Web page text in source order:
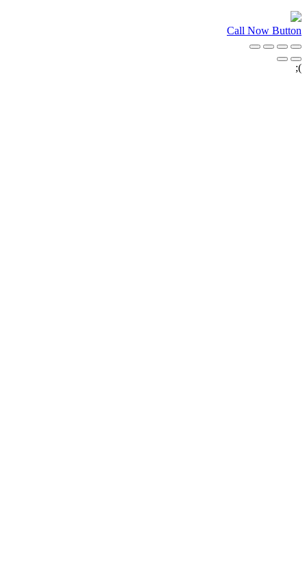
Call Now Button
);